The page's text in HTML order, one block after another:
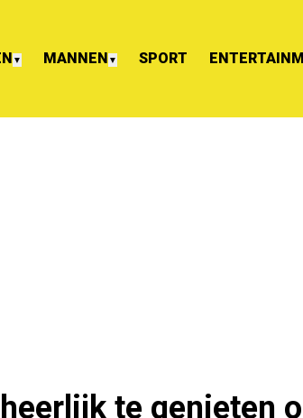
▼ MANNEN ▼ SPORT
te genieten